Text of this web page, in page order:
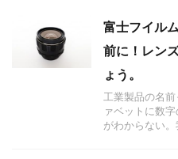
富士フイル
前に！レン
ょう。
工業製品の名
ァベットに数
がわからない